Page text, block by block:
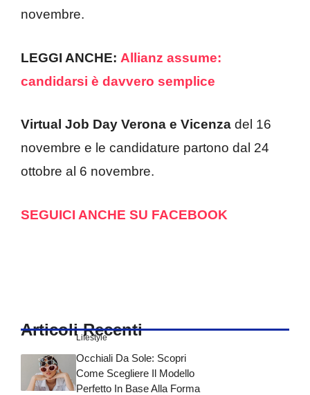
novembre.
LEGGI ANCHE: Allianz assume:
candidarsi è davvero semplice
Virtual Job Day Verona e Vicenza del 16
novembre e le candidature partono dal 24
ottobre al 6 novembre.
SEGUICI ANCHE SU FACEBOOK
Articoli Recenti
Lifestyle
Occhiali Da Sole: Scopri
Come Scegliere Il Modello
Perfetto In Base Alla Forma